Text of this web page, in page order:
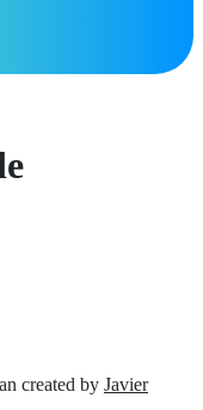
created by Javier